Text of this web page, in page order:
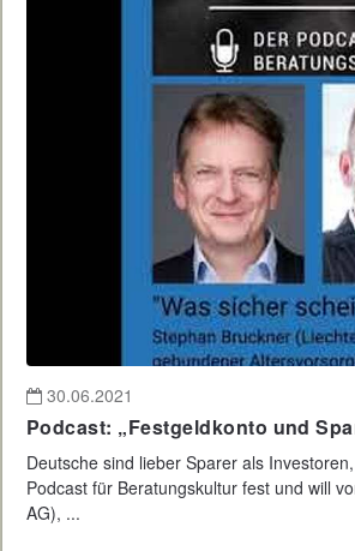
30.06.2021
Podcast: „Festgeldkonto und
Deutsche sind lieber Sparer als
Podcast für Beratungskultur fest und will
AG), ...